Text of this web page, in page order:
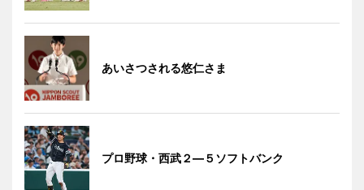
あいさつされる悠仁さま
プロ野球・西武２―５ソフトバンク